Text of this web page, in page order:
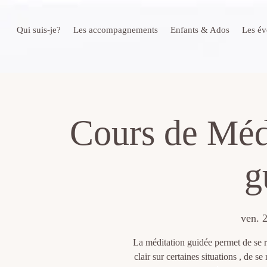
Qui suis-je? Les accompagnements Enfants & Ados Les
Cours de
ven.
La méditation guidée permet de se
clair sur certaines situations , de